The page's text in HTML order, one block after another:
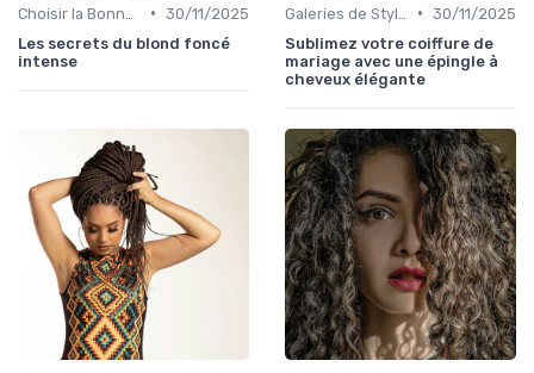
• 30/11/2025
Les secrets du blond foncé
intense
• 30/11/2025
Sublimez votre coiffure de
mariage avec une épingle à
cheveux élégante